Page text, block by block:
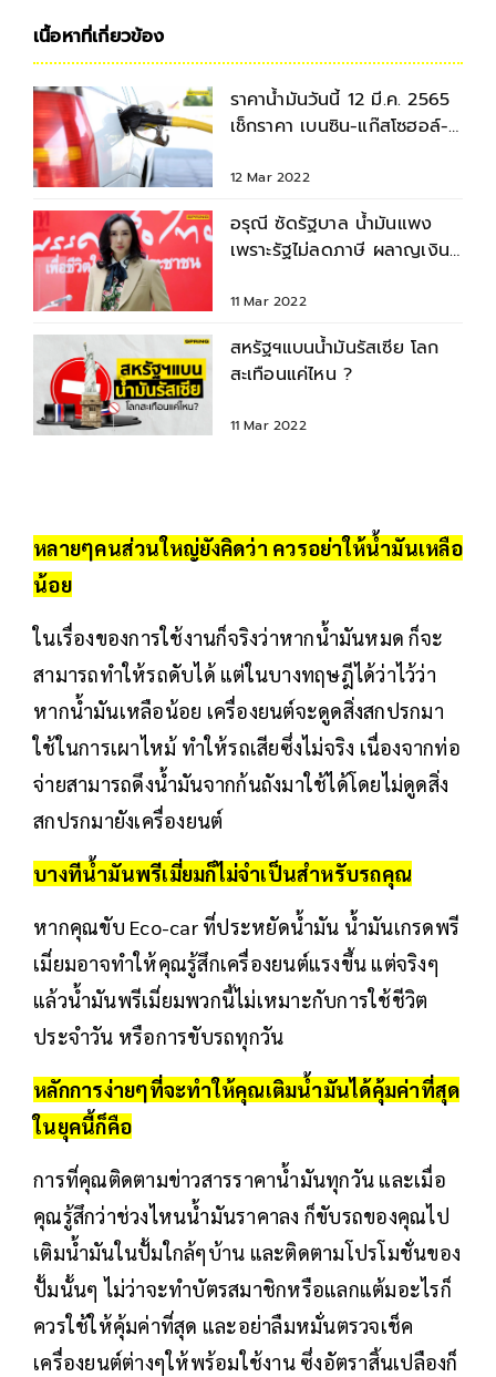
เนื้อหาที่เกี่ยวข้อง
ราคาน้ำมันวันนี้ 12 มี.ค. 2565
เช็กราคา เบนซิน-แก๊สโซฮอล์-
12 Mar 2022
อรุณี ซัดรัฐบาล น้ำมันแพง
เพราะรัฐไม่ลดภาษี ผลาญเงิน
11 Mar 2022
สหรัฐฯแบนน้ำมันรัสเซีย โลก
สะเทือนแค่ไหน ?
11 Mar 2022
หลายๆคนส่วนใหญ่ยังคิดว่า ควรอย่าให้น้ำมันเหลือ
น้อย
ในเรื่องของการใช้งานก็จริงว่าหากน้ำมันหมด ก็จะ
สามารถทำให้รถดับได้ แต่ในบางทฤษฎีได้ว่าไว้ว่า
หากน้ำมันเหลือน้อย เครื่องยนต์จะดูดสิ่งสกปรกมา
ใช้ในการเผาไหม้ ทำให้รถเสียซึ่งไม่จริง เนื่องจากท่อ
จ่ายสามารถดึงน้ำมันจากก้นถังมาใช้ได้โดยไม่ดูดสิ่ง
สกปรกมายังเครื่องยนต์
บางทีน้ำมันพรีเมี่ยมก็ไม่จำเป็นสำหรับรถคุณ
หากคุณขับ Eco-car ที่ประหยัดน้ำมัน น้ำมันเกรดพรี
เมี่ยมอาจทำให้คุณรู้สึกเครื่องยนต์แรงขึ้น แต่จริงๆ
แล้วน้ำมันพรีเมี่ยมพวกนี้ไม่เหมาะกับการใช้ชีวิต
ประจำวัน หรือการขับรถทุกวัน
หลักการง่ายๆที่จะทำให้คุณเติมน้ำมันได้คุ้มค่าที่สุด
ในยุคนี้ก็คือ
การที่คุณติดตามข่าวสารราคาน้ำมันทุกวัน และเมื่อ
คุณรู้สึกว่าช่วงไหนน้ำมันราคาลง ก็ขับรถของคุณไป
เติมน้ำมันในปั้มใกล้ๆบ้าน และติดตามโปรโมชั่นของ
ปั้มนั้นๆ ไม่ว่าจะทำบัตรสมาชิกหรือแลกแต้มอะไรก็
ควรใช้ให้คุ้มค่าที่สุด และอย่าลืมหมั่นตรวจเช็ค
เครื่องยนต์ต่างๆให้พร้อมใช้งาน ซึ่งอัตราสิ้นเปลืองก็